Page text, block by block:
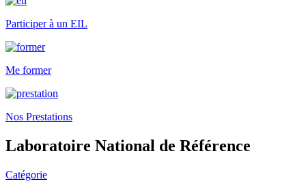
Participer à un EIL
Me former
Nos Prestations
Laboratoire National de Référence
Catégorie